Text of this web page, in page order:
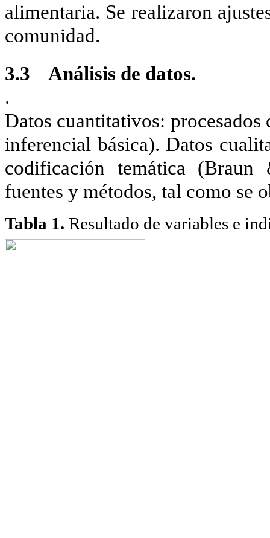
alimentaria. Se realizaron
comunidad.
3.3 Análisis de datos.
.
Datos cuantitativos: procesados
inferencial básica). Datos
codificación temática
fuentes y métodos, tal como se
Tabla 1. Resultado de variables e